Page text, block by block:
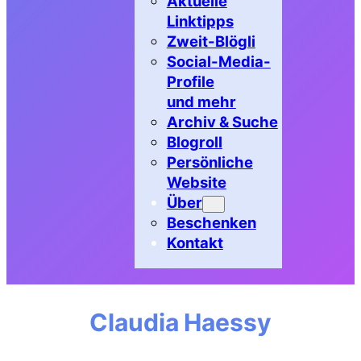
Linktipps
Zweit-Blögli
Social-Media-
Profile
und mehr
Archiv & Suche
Blogroll
Persönliche
Website
Über
Beschenken
Kontakt
Claudia Haessy